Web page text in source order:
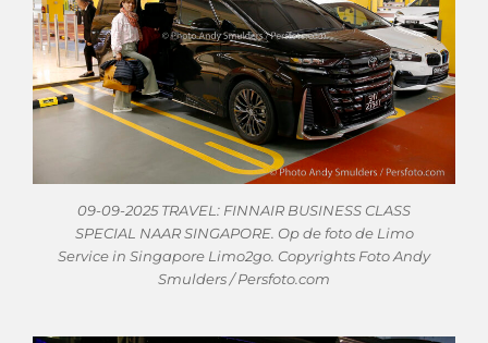
09-09-2025 TRAVEL: FINNAIR BUSINESS CLASS
SPECIAL NAAR SINGAPORE. Op de foto de Limo
Service in Singapore Limo2go. Copyrights Foto Andy
Smulders / Persfoto.com